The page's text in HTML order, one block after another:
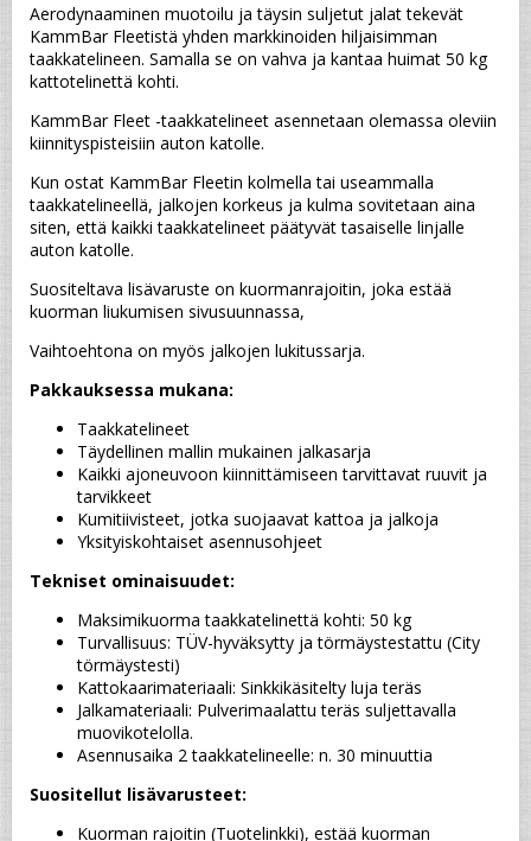
Aerodynaaminen muotoilu ja täysin suljetut jalat tekevät
KammBar Fleetistä yhden markkinoiden hiljaisimman
taakkatelineen. Samalla se on vahva ja kantaa huimat 50 kg
kattotelinettä kohti.
KammBar Fleet -taakkatelineet asennetaan olemassa oleviin
kiinnityspisteisiin auton katolle.
Kun ostat KammBar Fleetin kolmella tai useammalla
taakkatelineellä, jalkojen korkeus ja kulma sovitetaan aina
siten, että kaikki taakkatelineet päätyvät tasaiselle linjalle
auton katolle.
Suositeltava lisävaruste on kuormanrajoitin, joka estää
kuorman liukumisen sivusuunnassa,
Vaihtoehtona on myös jalkojen lukitussarja.
Pakkauksessa mukana:
Taakkatelineet
Täydellinen mallin mukainen jalkasarja
Kaikki ajoneuvoon kiinnittämiseen tarvittavat ruuvit ja
tarvikkeet
Kumitiivisteet, jotka suojaavat kattoa ja jalkoja
Yksityiskohtaiset asennusohjeet
Tekniset ominaisuudet:
Maksimikuorma taakkatelinettä kohti: 50 kg
Turvallisuus: TÜV-hyväksytty ja törmäystestattu (City
törmäystesti)
Kattokaarimateriaali: Sinkkikäsitelty luja teräs
Jalkamateriaali: Pulverimaalattu teräs suljettavalla
muovikotelolla.
Asennusaika 2 taakkatelineelle: n. 30 minuuttia
Suositellut lisävarusteet:
Kuorman rajoitin (Tuotelinkki), estää kuorman